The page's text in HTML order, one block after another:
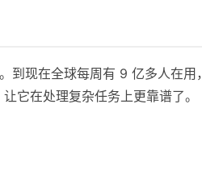
现在全球每周有 9 亿多人在用，
它在处理复杂任务上更靠谱了。